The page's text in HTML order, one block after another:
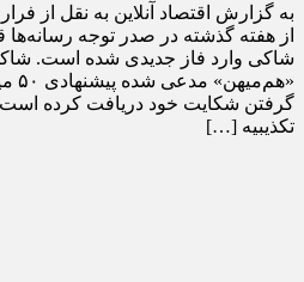
به گزارش اقتصاد آنلاین به نقل از
از هفته گذشته در صدر توجه رسانه‌ها
شاکی وارد فاز جدیدی شده است.
گرفتن شکایت خود دریافت کرده
تکذیبیه […]